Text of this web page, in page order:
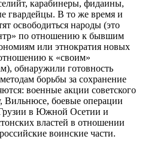
карабинеры, фидаины,
гвардейцы. В то же время и
освободиться народы (это
по отношению к бывшим
или этнократия новых
к «своим»
обнаружили готовность
борьбы за сохранение
военные акции советского
Вильнюсе, боевые операции
в Южной Осетии и
властей в отношении
воинские части.